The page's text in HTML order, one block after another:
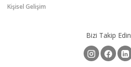
Kişisel Gelişim
Bizi Takip Edin